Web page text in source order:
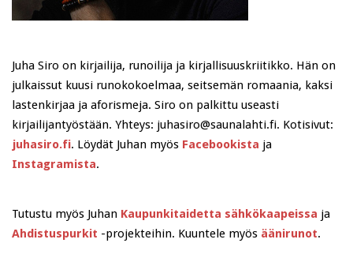
Juha Siro on kirjailija, runoilija ja kirjallisuuskriitikko. Hän on
julkaissut kuusi runokokoelmaa, seitsemän romaania, kaksi
lastenkirjaa ja aforismeja. Siro on palkittu useasti
kirjailijantyöstään. Yhteys: juhasiro@saunalahti.fi. Kotisivut:
juhasiro.fi. Löydät Juhan myös Facebookista ja
Instagramista.
Tutustu myös Juhan Kaupunkitaidetta sähkökaapeissa ja
Ahdistuspurkit -projekteihin. Kuuntele myös äänirunot.